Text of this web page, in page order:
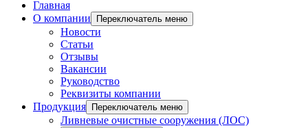
Главная
О компании
Переключатель меню
Новости
Статьи
Отзывы
Вакансии
Руководство
Реквизиты компании
Продукция
Переключатель меню
Ливневые очистные сооружения (ЛОС)